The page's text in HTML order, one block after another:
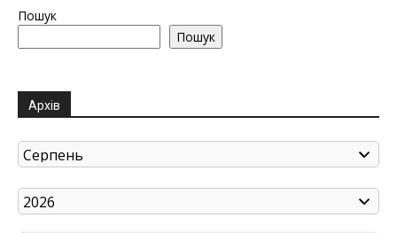
Пошук
Пошук
Архів